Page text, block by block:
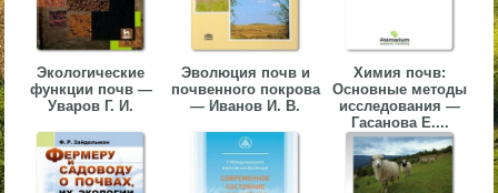
Экологические
функции почв —
Уваров Г. И.
Эволюция почв и
почвенного покрова
— Иванов И. В.
Химия почв:
Основные методы
исследования —
Гасанова Е....
▼